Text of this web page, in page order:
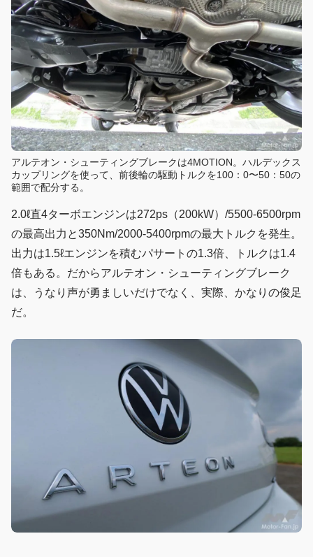
アルテオン・シューティングブレークは4MOTION。ハルデックス
カップリングを使って、前後輪の駆動トルクを100：0〜50：50の
範囲で配分する。
2.0ℓ直4ターボエンジンは272ps（200kW）/5500-6500rpm
の最高出力と350Nm/2000-5400rpmの最大トルクを発生。
出力は1.5ℓエンジンを積むパサートの1.3倍、トルクは1.4
倍もある。だからアルテオン・シューティングブレーク
は、うなり声が勇ましいだけでなく、実際、かなりの俊足
だ。